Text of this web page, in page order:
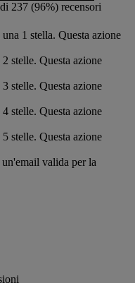
237 (96%) recensori
1 stella. Questa azione
stelle. Questa azione
stelle. Questa azione
stelle. Questa azione
stelle. Questa azione
valida per la